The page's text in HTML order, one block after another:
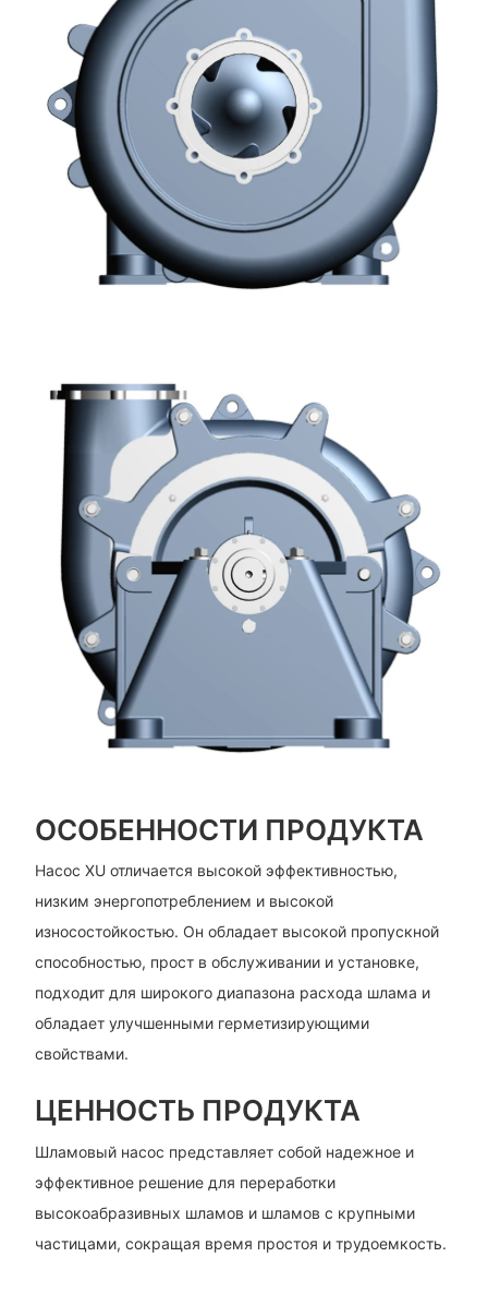
ОСОБЕННОСТИ ПРОДУКТА
Насос XU отличается высокой эффективностью,
низким энергопотреблением и высокой
износостойкостью. Он обладает высокой пропускной
способностью, прост в обслуживании и установке,
подходит для широкого диапазона расхода шлама и
обладает улучшенными герметизирующими
свойствами.
ЦЕННОСТЬ ПРОДУКТА
Шламовый насос представляет собой надежное и
эффективное решение для переработки
высокоабразивных шламов и шламов с крупными
частицами, сокращая время простоя и трудоемкость.